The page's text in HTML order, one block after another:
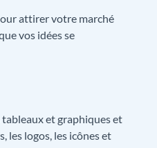
attirer votre marché
vos idées se
et graphiques et
les logos, les icônes et